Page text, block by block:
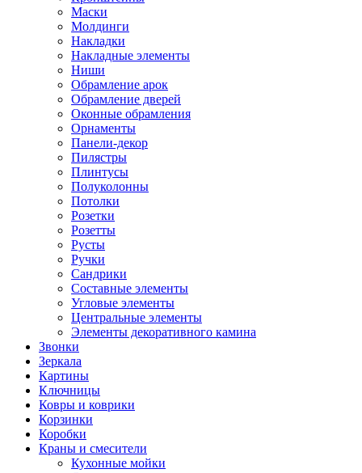
Маски
Молдинги
Накладки
Накладные элементы
Ниши
Обрамление арок
Обрамление дверей
Оконные обрамления
Орнаменты
Панели-декор
Пилястры
Плинтусы
Полуколонны
Потолки
Розетки
Розетты
Русты
Ручки
Сандрики
Составные элементы
Угловые элементы
Центральные элементы
Элементы декоративного камина
Звонки
Зеркала
Картины
Ключницы
Ковры и коврики
Корзинки
Коробки
Краны и смесители
Кухонные мойки